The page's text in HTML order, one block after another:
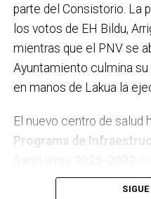
queda claramente
parte del Consistorio. La
los votos de EH Bildu,
mientras que el PNV se
Ayuntamiento culmina
en manos de Lakua la
El nuevo centro de salud
Programa de
reservado unapartida en